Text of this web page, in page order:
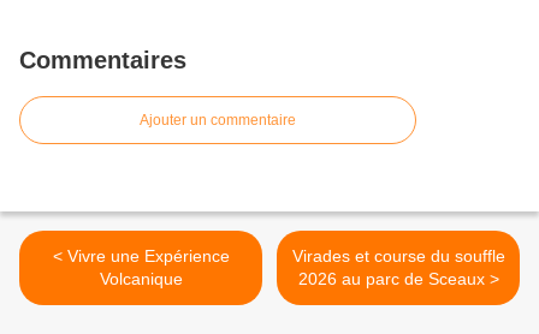
Commentaires
Ajouter un commentaire
< Vivre une Expérience
Volcanique
Virades et course du souffle
2026 au parc de Sceaux >